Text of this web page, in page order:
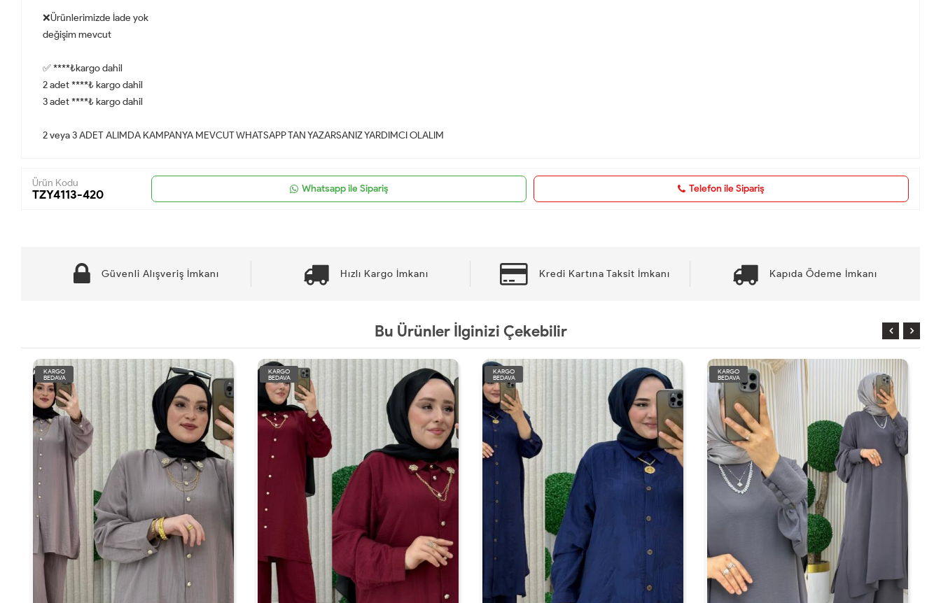
❌Ürünlerimizde İade yok
değişim mevcut
✅ ****₺kargo dahil
2 adet ****₺ kargo dahil
3 adet ****₺ kargo dahil
2 veya 3 ADET ALIMDA KAMPANYA MEVCUT WHATSAPP TAN YAZARSANIZ YARDIMCI OLALIM
Ürün Kodu
TZY4113-420 Whatsapp ile Sipariş Telefon ile Sipariş
Güvenli Alışveriş İmkanı Hızlı Kargo İmkanı Kredi Kartına Taksit İmkanı Kapıda Ödeme İmkanı
Bu Ürünler İlginizi Çekebilir
KARGO
BEDAVA
KARGO
BEDAVA
KARGO
BEDAVA
KARGO
BEDAVA